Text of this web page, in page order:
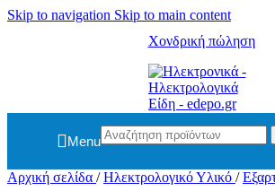
Skip to navigation Skip to main content
Χονδρική πώληση
Menu
Αρχική σελίδα / Ηλεκτρολογικό Υλικό /